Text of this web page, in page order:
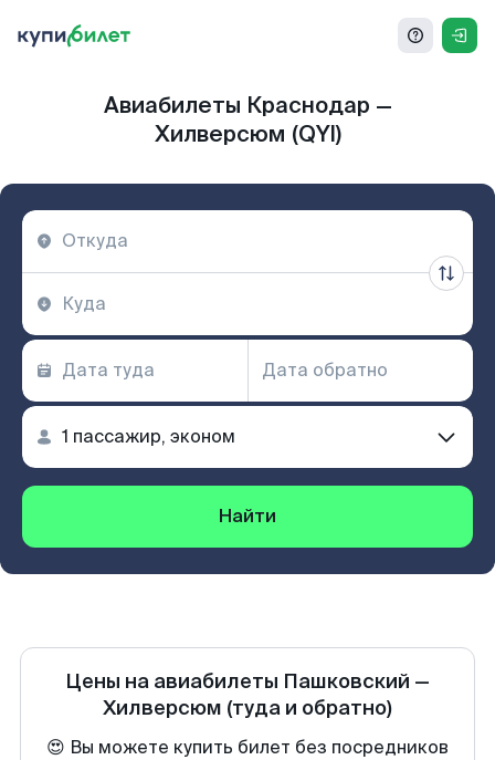
Авиабилеты Краснодар —
Хилверсюм (QYI)
Найти
Цены на авиабилеты Пашковский —
Хилверсюм (туда и обратно)
😍 Вы можете купить билет без посредников